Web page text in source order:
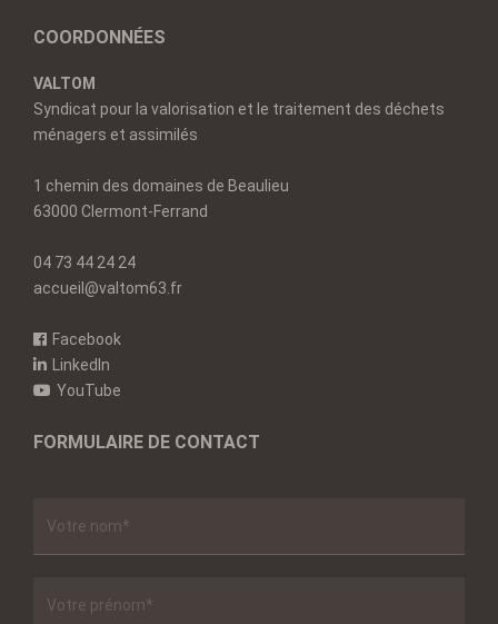
COORDONNÉES
VALTOM
Syndicat pour la valorisation et le traitement des déchets
ménagers et assimilés
1 chemin des domaines de Beaulieu
63000 Clermont-Ferrand
04 73 44 24 24
accueil@valtom63.fr
Facebook
LinkedIn
YouTube
FORMULAIRE DE CONTACT